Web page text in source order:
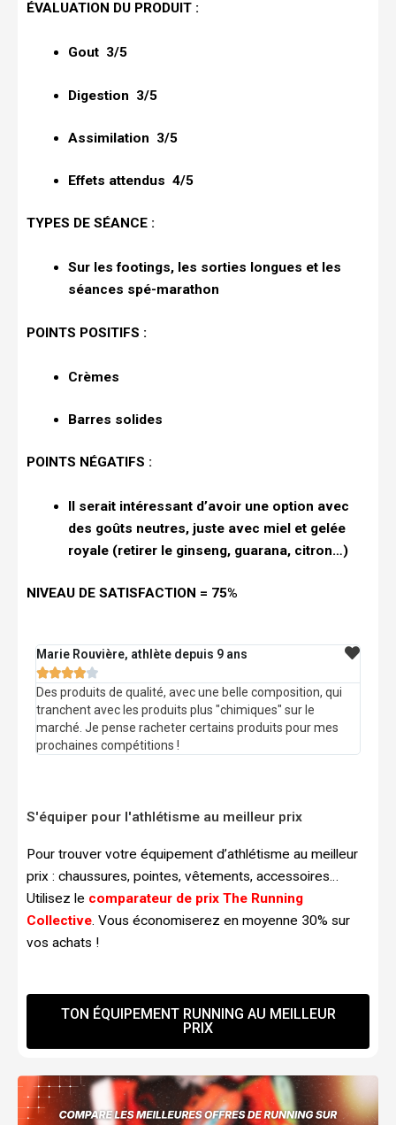
ÉVALUATION DU PRODUIT :
Gout 3/5
Digestion 3/5
Assimilation 3/5
Effets attendus 4/5
TYPES DE SÉANCE :
Sur les footings, les sorties longues et les
séances spé-marathon
POINTS POSITIFS :
Crèmes
Barres solides
POINTS NÉGATIFS :
Il serait intéressant d’avoir une option avec
des goûts neutres, juste avec miel et gelée
royale (retirer le ginseng, guarana, citron…)
NIVEAU DE SATISFACTION = 75%
Marie Rouvière, athlète depuis 9 ans

Des produits de qualité, avec une belle composition, qui
tranchent avec les produits plus "chimiques" sur le
marché. Je pense racheter certains produits pour mes
prochaines compétitions !
S'équiper pour l'athlétisme au meilleur prix
Pour trouver votre équipement d’athlétisme au meilleur
prix : chaussures, pointes, vêtements, accessoires…
Utilisez le comparateur de prix The Running
Collective. Vous économiserez en moyenne 30% sur
vos achats !
TON ÉQUIPEMENT RUNNING AU MEILLEUR
PRIX